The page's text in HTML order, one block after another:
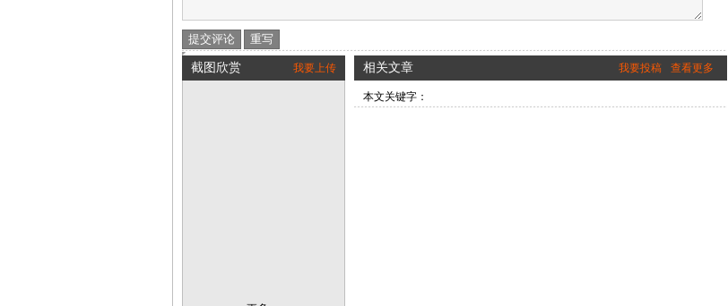
我要上传
截图欣赏 查看更多
我要投稿
相关文章
本文关键字：